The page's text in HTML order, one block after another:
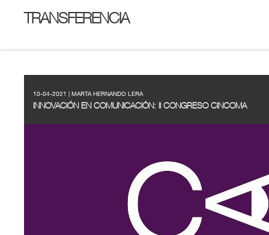
TRANSFERENCIA
10-04-2021 | MARTA HERNANDO LERA
INNOVACIÓN EN COMUNICACIÓN: II CONGRESO CINCOMA